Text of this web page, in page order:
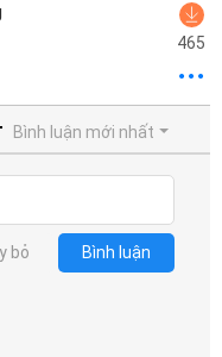
465
Bình luận mới nhất
bỏ Bình luận